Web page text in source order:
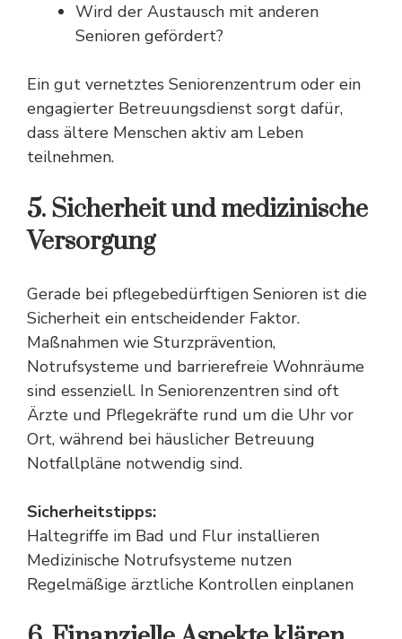
Wird der Austausch mit anderen
Senioren gefördert?
Ein gut vernetztes Seniorenzentrum oder ein
engagierter Betreuungsdienst sorgt dafür,
dass ältere Menschen aktiv am Leben
teilnehmen.
5. Sicherheit und medizinische
Versorgung
Gerade bei pflegebedürftigen Senioren ist die
Sicherheit ein entscheidender Faktor.
Maßnahmen wie Sturzprävention,
Notrufsysteme und barrierefreie Wohnräume
sind essenziell. In Seniorenzentren sind oft
Ärzte und Pflegekräfte rund um die Uhr vor
Ort, während bei häuslicher Betreuung
Notfallpläne notwendig sind.
Sicherheitstipps:
Haltegriffe im Bad und Flur installieren
Medizinische Notrufsysteme nutzen
Regelmäßige ärztliche Kontrollen einplanen